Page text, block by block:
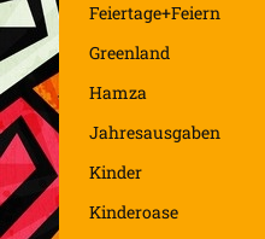
Feiertage+Feiern
Greenland
Hamza
Jahresausgaben
Kinder
Kinderoase